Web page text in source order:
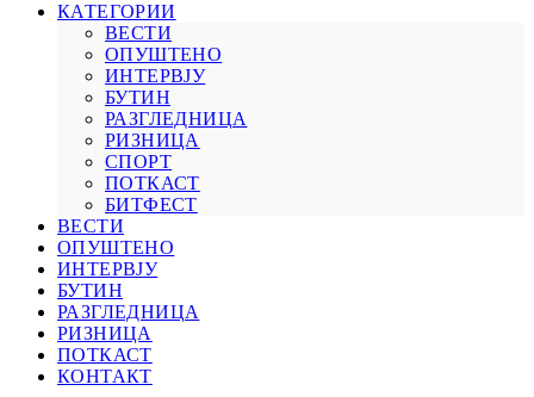
КАТЕГОРИИ
ВЕСТИ
ОПУШТЕНО
ИНТЕРВЈУ
БУТИН
РАЗГЛЕДНИЦА
РИЗНИЦА
СПОРТ
ПОТКАСТ
БИТФЕСТ
ВЕСТИ
ОПУШТЕНО
ИНТЕРВЈУ
БУТИН
РАЗГЛЕДНИЦА
РИЗНИЦА
ПОТКАСТ
КОНТАКТ